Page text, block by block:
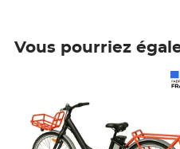
Vous pourriez